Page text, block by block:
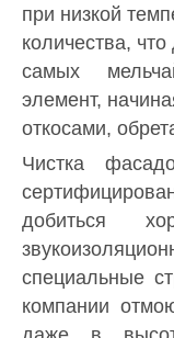
при низкой
количества,
самых
элемент,
откосами,
Чистка
добиться
специальные
компании